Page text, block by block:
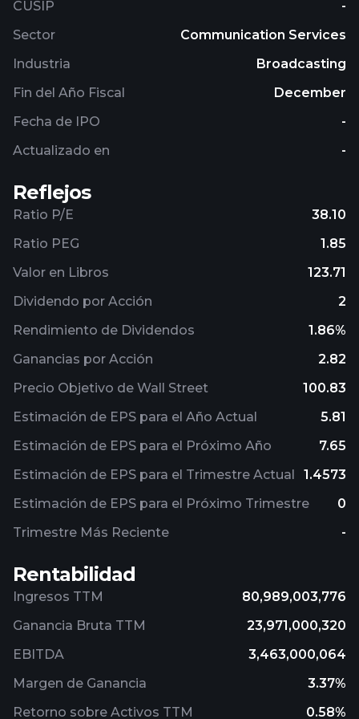
distributes movies through Zee Studios and Zee
Plex; publishes music through Zee Music CO;
agent for other satellite television channels; and
sells media content, which include programs/film
formerly known as Zee Telefilms Limited and
changed its name to Zee Entertainment
Entertainment Enterprises Limited was
incorporated in 1982 and is based in Mumbai, India.
CUSIP
-
Sector
Communication Services
Industria
Broadcasting
Fin del Año Fiscal
December
Fecha de IPO
-
Actualizado en
-
Reflejos
Ratio P/E
38.10
Ratio PEG
1.85
Valor en Libros
123.71
Dividendo por Acción
2
Rendimiento de Dividendos
1.86%
Ganancias por Acción
2.82
Precio Objetivo de Wall Street
100.83
Estimación de EPS para el Año Actual
5.81
Estimación de EPS para el Próximo Año
7.65
Estimación de EPS para el Trimestre Actual
1.4573
Estimación de EPS para el Próximo Trimestre
0
Trimestre Más Reciente
-
Rentabilidad
Ingresos TTM
80,989,003,776
Ganancia Bruta TTM
23,971,000,320
EBITDA
3,463,000,064
Margen de Ganancia
3.37%
Retorno sobre Activos TTM
0.58%